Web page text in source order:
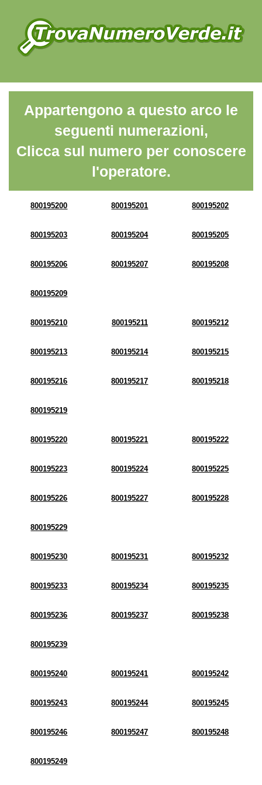
Appartengono a questo arco le
seguenti numerazioni,
Clicca sul numero per conoscere
l'operatore.
800195200 800195201 800195202
800195203 800195204 800195205
800195206 800195207 800195208
800195209
800195210 800195211 800195212
800195213 800195214 800195215
800195216 800195217 800195218
800195219
800195220 800195221 800195222
800195223 800195224 800195225
800195226 800195227 800195228
800195229
800195230 800195231 800195232
800195233 800195234 800195235
800195236 800195237 800195238
800195239
800195240 800195241 800195242
800195243 800195244 800195245
800195246 800195247 800195248
800195249